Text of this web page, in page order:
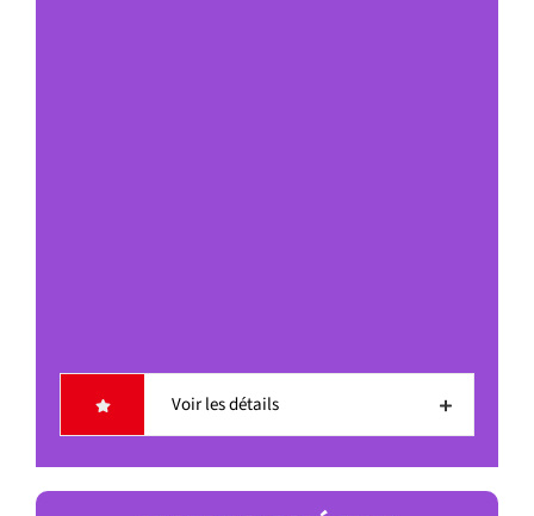
Voir les détails